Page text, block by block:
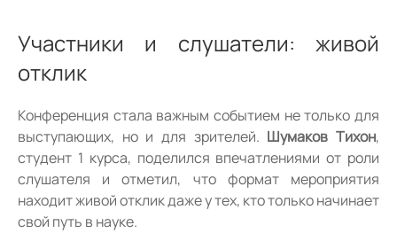
Участники и слушатели: живой
отклик
Конференция стала важным событием не только для
выступающих, но и для зрителей. Шумаков Тихон,
студент 1 курса, поделился впечатлениями от роли
слушателя и отметил, что формат мероприятия
находит живой отклик даже у тех, кто только начинает
свой путь в науке.